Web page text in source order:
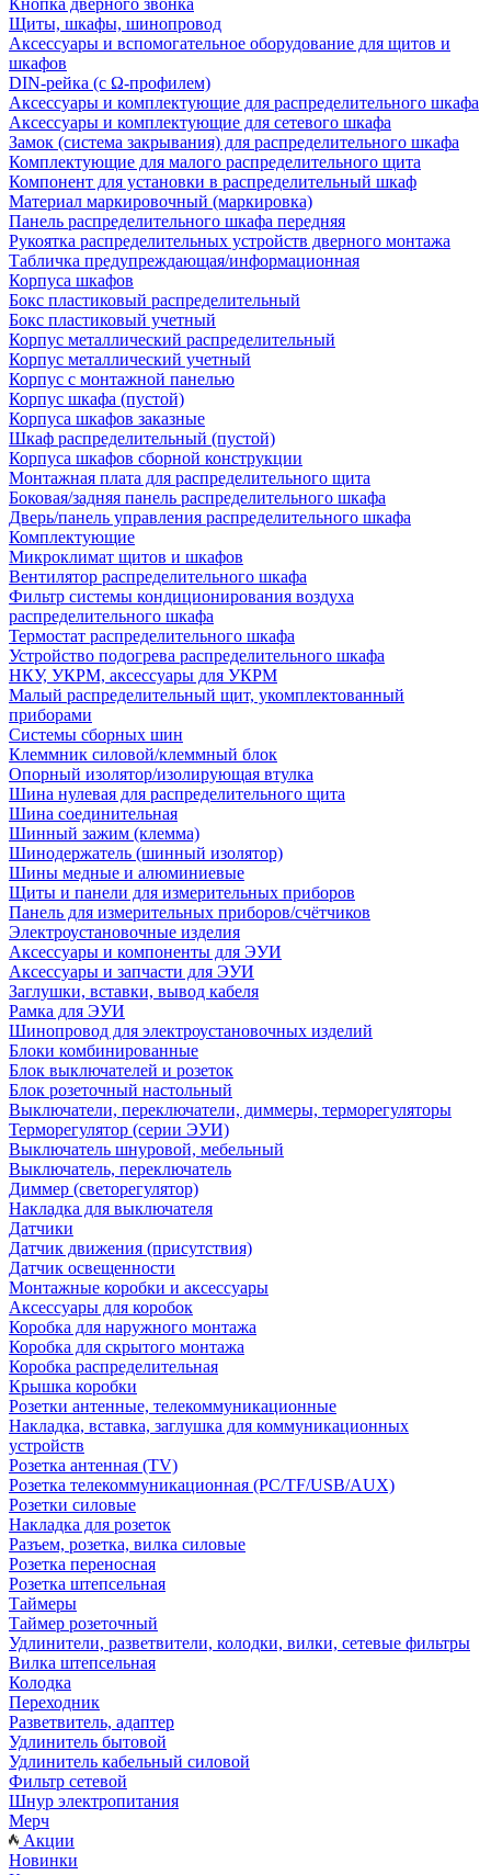
Кнопка дверного звонка
Щиты, шкафы, шинопровод
Аксессуары и вспомогательное оборудование для щитов и
шкафов
DIN-рейка (с Ω-профилем)
Аксессуары и комплектующие для распределительного шкафа
Аксессуары и комплектующие для сетевого шкафа
Замок (система закрывания) для распределительного шкафа
Комплектующие для малого распределительного щита
Компонент для установки в распределительный шкаф
Материал маркировочный (маркировка)
Панель распределительного шкафа передняя
Рукоятка распределительных устройств дверного монтажа
Табличка предупреждающая/информационная
Корпуса шкафов
Бокс пластиковый распределительный
Бокс пластиковый учетный
Корпус металлический распределительный
Корпус металлический учетный
Корпус с монтажной панелью
Корпус шкафа (пустой)
Корпуса шкафов заказные
Шкаф распределительный (пустой)
Корпуса шкафов сборной конструкции
Монтажная плата для распределительного щита
Боковая/задняя панель распределительного шкафа
Дверь/панель управления распределительного шкафа
Комплектующие
Микроклимат щитов и шкафов
Вентилятор распределительного шкафа
Фильтр системы кондиционирования воздуха
распределительного шкафа
Термостат распределительного шкафа
Устройство подогрева распределительного шкафа
НКУ, УКРМ, аксессуары для УКРМ
Малый распределительный щит, укомплектованный
приборами
Системы сборных шин
Клеммник силовой/клеммный блок
Опорный изолятор/изолирующая втулка
Шина нулевая для распределительного щита
Шина соединительная
Шинный зажим (клемма)
Шинодержатель (шинный изолятор)
Шины медные и алюминиевые
Щиты и панели для измерительных приборов
Панель для измерительных приборов/счётчиков
Электроустановочные изделия
Аксессуары и компоненты для ЭУИ
Аксессуары и запчасти для ЭУИ
Заглушки, вставки, вывод кабеля
Рамка для ЭУИ
Шинопровод для электроустановочных изделий
Блоки комбинированные
Блок выключателей и розеток
Блок розеточный настольный
Выключатели, переключатели, диммеры, терморегуляторы
Терморегулятор (серии ЭУИ)
Выключатель шнуровой, мебельный
Выключатель, переключатель
Диммер (светорегулятор)
Накладка для выключателя
Датчики
Датчик движения (присутствия)
Датчик освещенности
Монтажные коробки и аксессуары
Аксессуары для коробок
Коробка для наружного монтажа
Коробка для скрытого монтажа
Коробка распределительная
Крышка коробки
Розетки антенные, телекоммуникационные
Накладка, вставка, заглушка для коммуникационных
устройств
Розетка антенная (TV)
Розетка телекоммуникационная (PC/TF/USB/AUX)
Розетки силовые
Накладка для розеток
Разъем, розетка, вилка силовые
Розетка переносная
Розетка штепсельная
Таймеры
Таймер розеточный
Удлинители, разветвители, колодки, вилки, сетевые фильтры
Вилка штепсельная
Колодка
Переходник
Разветвитель, адаптер
Удлинитель бытовой
Удлинитель кабельный силовой
Фильтр сетевой
Шнур электропитания
Мерч
Акции
Новинки